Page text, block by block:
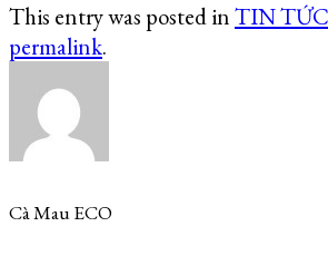
This entry was posted inTIN TỨC
permalink.
Cà Mau ECO